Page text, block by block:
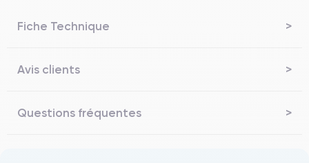
Fiche Technique
Avis clients
Questions fréquentes